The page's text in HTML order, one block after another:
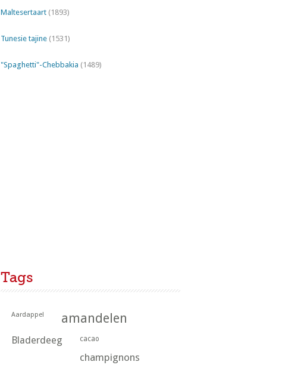
Maltesertaart (1893)
Tunesie tajine (1531)
"Spaghetti"-Chebbakia (1489)
Tags
Aardappel amandelen
Bladerdeeg cacao
champignons